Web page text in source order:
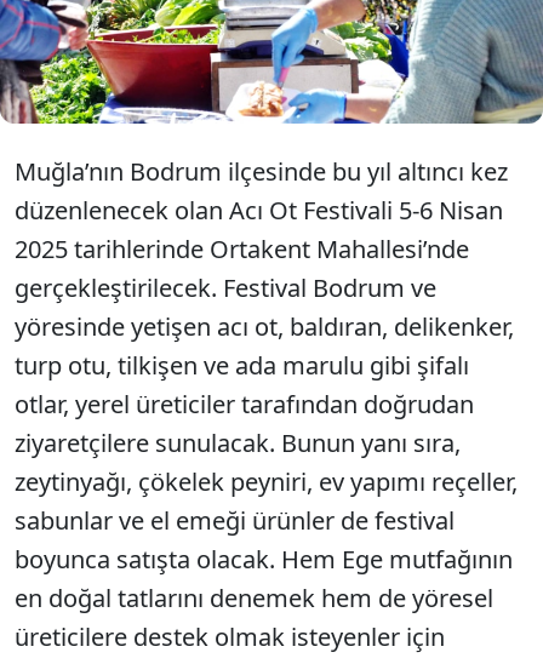
Mahallesi’nde gerçekleştirilecek.
Muğla’nın Bodrum ilçesinde bu yıl altıncı kez
düzenlenecek olan Acı Ot Festivali 5-6 Nisan
2025 tarihlerinde Ortakent Mahallesi’nde
gerçekleştirilecek. Festival Bodrum ve
yöresinde yetişen acı ot, baldıran, delikenker,
turp otu, tilkişen ve ada marulu gibi şifalı
otlar, yerel üreticiler tarafından doğrudan
ziyaretçilere sunulacak. Bunun yanı sıra,
zeytinyağı, çökelek peyniri, ev yapımı reçeller,
sabunlar ve el emeği ürünler de festival
boyunca satışta olacak. Hem Ege mutfağının
en doğal tatlarını denemek hem de yöresel
üreticilere destek olmak isteyenler için